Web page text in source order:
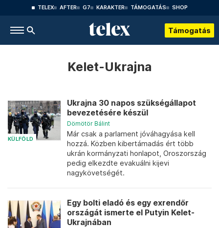
TELEX AFTER G7 KARAKTER TÁMOGATÁS SHOP
Támogatás
Kelet-Ukrajna
KÜLFÖLD
Ukrajna 30 napos szükségállapot
bevezetésére készül
Dömötör Bálint
Már csak a parlament jóváhagyása kell
hozzá. Közben kibertámadás ért több
ukrán kormányzati honlapot, Oroszország
pedig elkezdte evakuálni kijevi
nagykövetségét.
Egy bolti eladó és egy exrendőr
országát ismerte el Putyin Kelet-
Ukrajnában